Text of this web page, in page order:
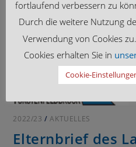
2022/23 /AKTUELLES
Elternbrief des
fortlaufend verbessern zu
Durch die weitere Nutzung
Verwendung von Cookies
Cookies erhalten Sie in
Cookie-